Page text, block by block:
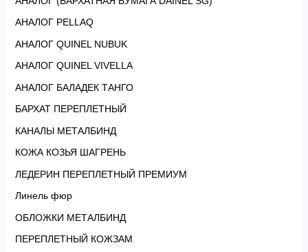
АНАЛОГ PELLAQ
АНАЛОГ QUINEL NUBUK
АНАЛОГ QUINEL VIVELLA
АНАЛОГ БАЛАДЕК ТАНГО
БАРХАТ ПЕРЕПЛЕТНЫЙ
КАНАЛЫ МЕТАЛБИНД
КОЖА КОЗЬЯ ШАГРЕНЬ
ЛЕДЕРИН ПЕРЕПЛЕТНЫЙ ПРЕМИУМ
Линель фюр
ОБЛОЖКИ МЕТАЛБИНД
ПЕРЕПЛЕТНЫЙ КОЖЗАМ